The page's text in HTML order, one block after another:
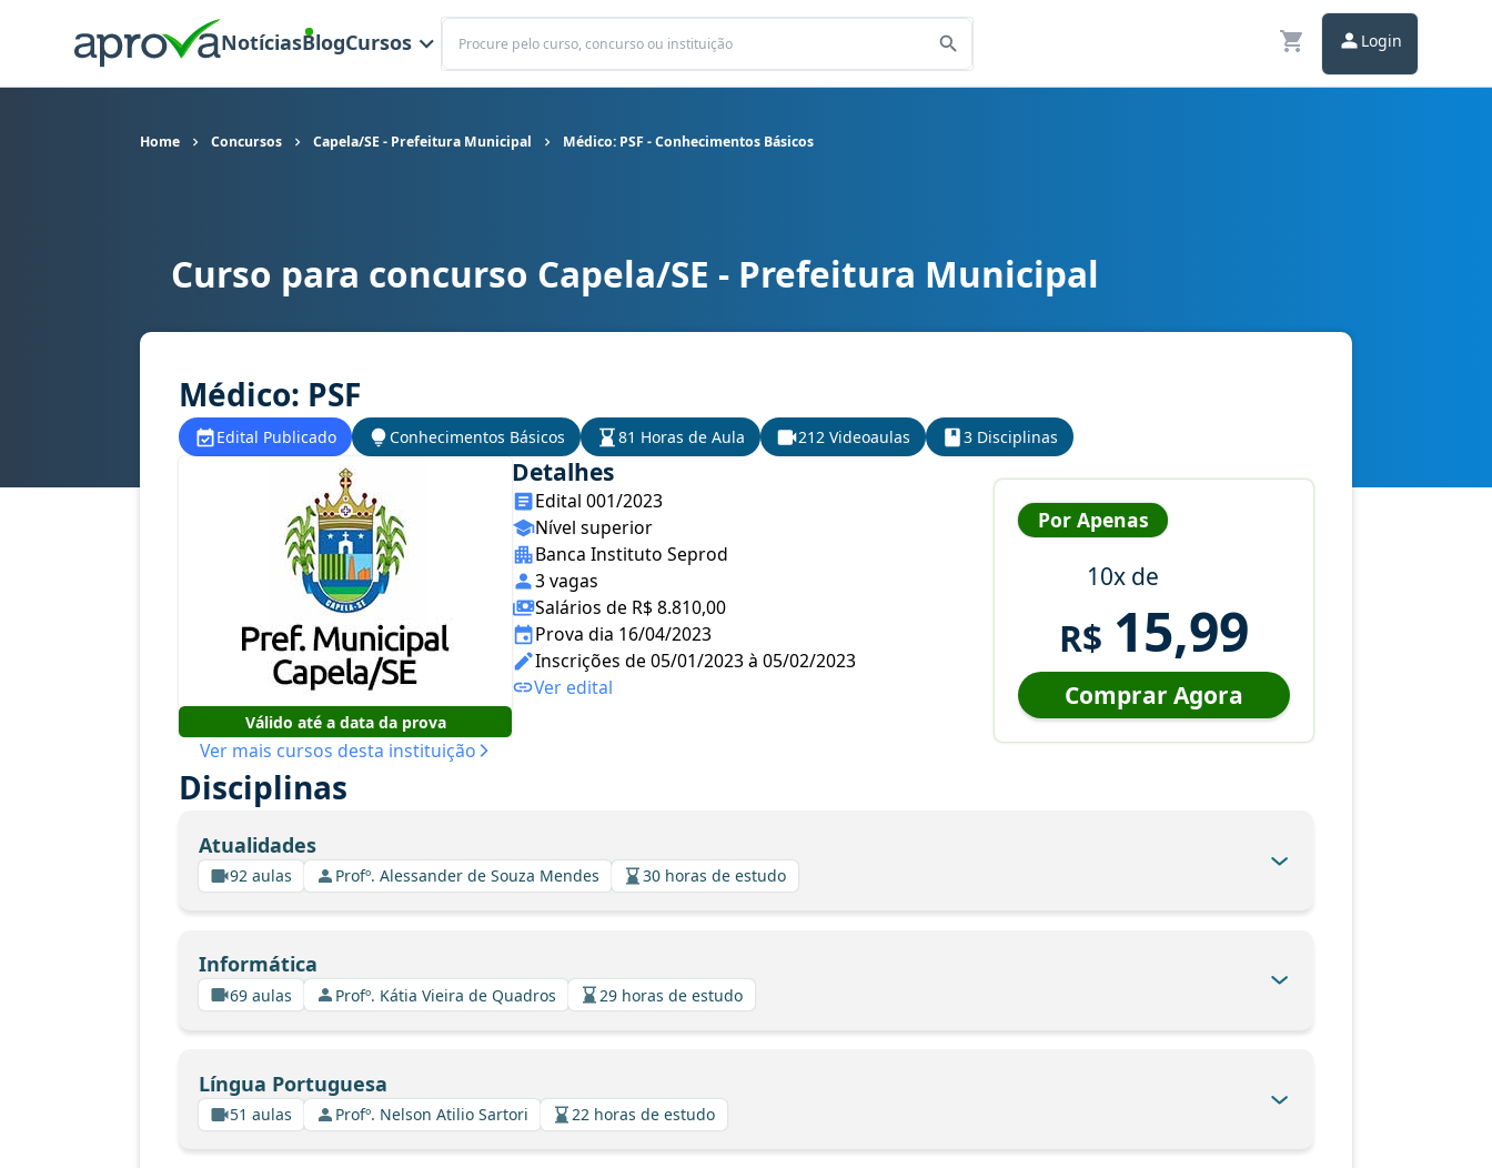
NotíciasBlogCursos
Buscar
Login
Home Concursos Capela/SE - Prefeitura Municipal Médico: PSF - Conhecimentos Básicos
Curso para concurso Capela/SE - Prefeitura Municipal cargo Médico: PSF - Conhecimentos Básicos
Curso para concurso Capela/SE - Prefeitura Municipal
Médico: PSF
Edital Publicado Conhecimentos Básicos 81 Horas de Aula 212 Videoaulas 3 Disciplinas
Válido até a data da prova
Ver mais cursos desta instituição
Detalhes
Edital 001/2023
Nível superior
Banca Instituto Seprod
3 vagas
Salários de R$ 8.810,00
Prova dia 16/04/2023
Inscrições de 05/01/2023 à 05/02/2023
Ver edital
Por Apenas
10x de
R$ 15,99
Comprar Agora
Disciplinas
Atualidades
92 aulas Profº. Alessander de Souza Mendes 30 horas de estudo
Informática
69 aulas Profº. Kátia Vieira de Quadros 29 horas de estudo
Língua Portuguesa
51 aulas Profº. Nelson Atilio Sartori 22 horas de estudo